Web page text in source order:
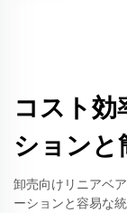
コスト効
ションと
卸売向けリニアベ
ーションと容易な